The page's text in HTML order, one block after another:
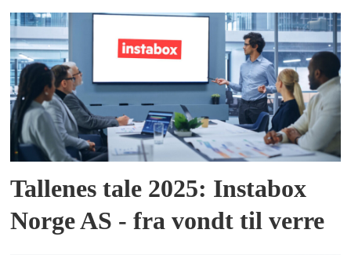
Tallenes tale 2025: Instabox
Norge AS - fra vondt til verre